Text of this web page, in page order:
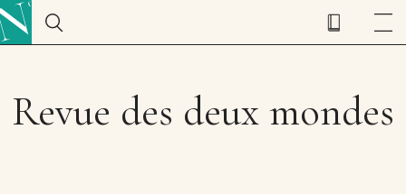
Revue des deux mondes